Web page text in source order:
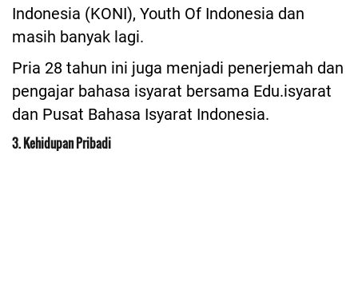
Indonesia (KONI), Youth Of Indonesia dan
masih banyak lagi.
Pria 28 tahun ini juga menjadi penerjemah dan
pengajar bahasa isyarat bersama Edu.isyarat
dan Pusat Bahasa Isyarat Indonesia.
3. Kehidupan Pribadi